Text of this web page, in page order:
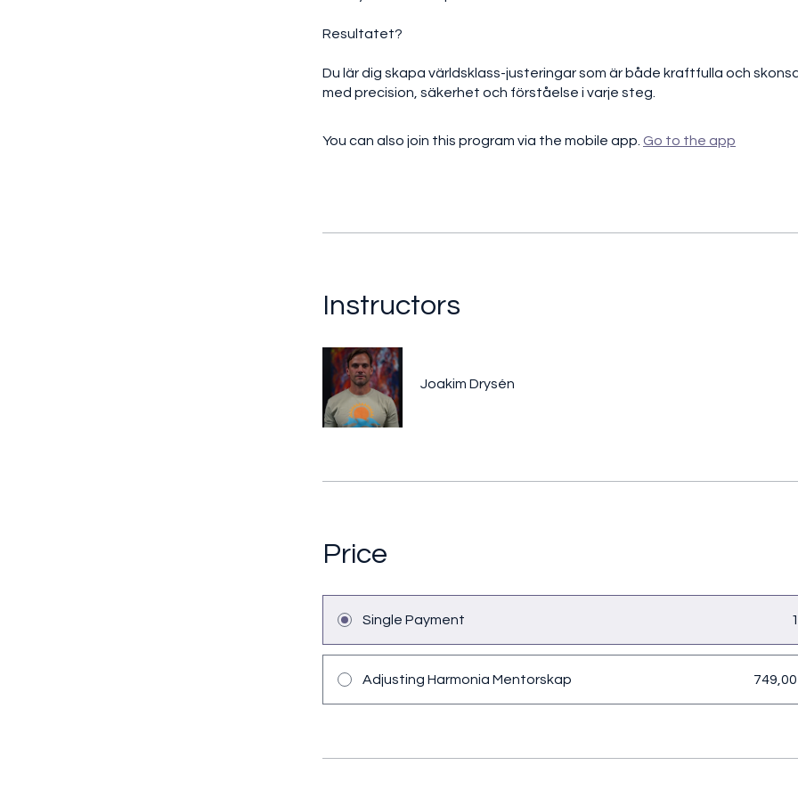
Resultatet?
Du lär dig skapa världsklass-justeringar som är både kraftfulla och
med precision, säkerhet och förståelse i varje steg.
You can also join this program via the mobile app. Go to the app
Instructors
Joakim Drysén
Price
Single Payment
Adjusting Harmonia Mentorskap